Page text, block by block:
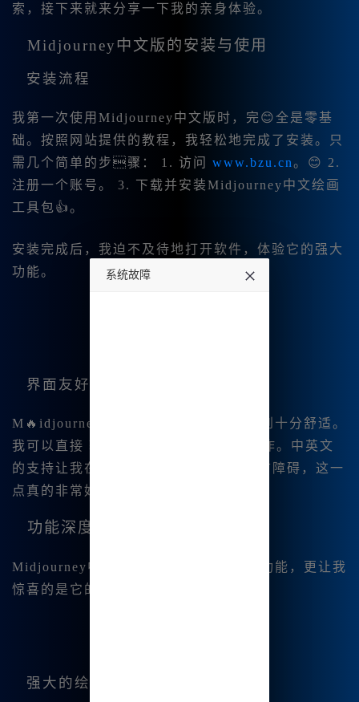
索，接下来就来分享一下我的亲身体验。
Midjourney中文版的安装与使用
安装流程
我第一次使用Midjourney中文版时，完😊全是零基
础。按照网站提供的教程，我轻松地完成了安装。只
需几个简单的步骤： 1. 访问 www.bzu.cn。😊 2.
注册一个账号。 3. 下载并安装Midjourney中文绘画
工具包👍。
安装完成后，我迫不及待地打开软件，体验它的强大
功能。
界面友好
M🔥idjourney中文版的中文界面让我感到十分舒适。
我可以直接 输入中文，进行各种绘图操作。中英文
的支持让我在调整设置时无需担😊心语言障碍，这一
点真的非常好。
功能深度剖析
Midjourney中文版不仅支持基本的绘图功能，更让我
惊喜的是它的多样化功能。
强大的绘图能力
系统故障